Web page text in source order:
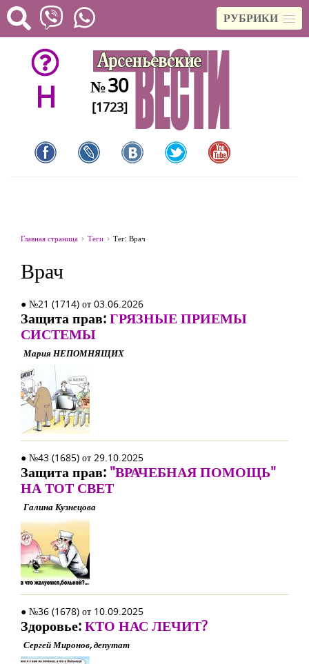
РУБРИКИ
H №30
[1723]
Главная страница Теги Тег: Врач
Врач
● №21 (1714) от 03.06.2026
Защита прав:ГРЯЗНЫЕ ПРИЕМЫ
СИСТЕМЫ
Мария НЕПОМНЯЩИХ
● №43 (1685) от 29.10.2025
Защита прав: "ВРАЧЕБНАЯ ПОМОЩЬ"
НА ТОТ СВЕТ
Галина Кузнецова
● №36 (1678) от 10.09.2025
Здоровье:КТО НАС ЛЕЧИТ?
Сергей Миронов, депутат